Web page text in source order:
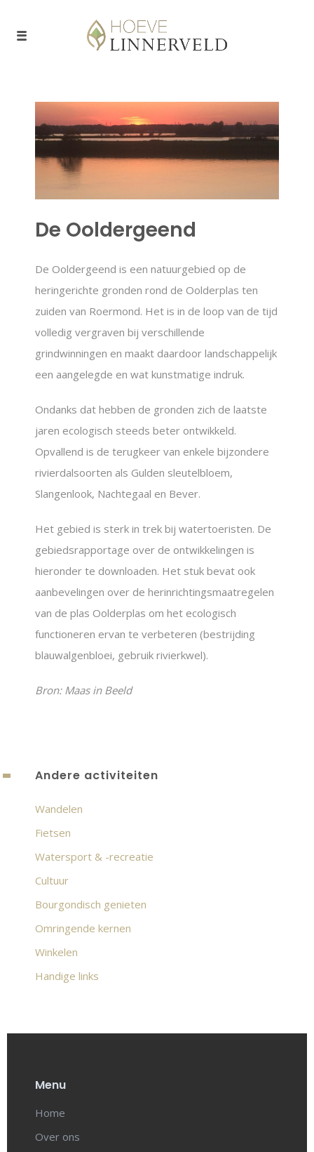
De Ooldergeend
De Ooldergeend is een natuurgebied op de
heringerichte gronden rond de Oolderplas ten
zuiden van Roermond. Het is in de loop van de tijd
volledig vergraven bij verschillende
grindwinningen en maakt daardoor landschappelijk
een aangelegde en wat kunstmatige indruk.
Ondanks dat hebben de gronden zich de laatste
jaren ecologisch steeds beter ontwikkeld.
Opvallend is de terugkeer van enkele bijzondere
rivierdalsoorten als Gulden sleutelbloem,
Slangenlook, Nachtegaal en Bever.
Het gebied is sterk in trek bij watertoeristen. De
gebiedsrapportage over de ontwikkelingen is
hieronder te downloaden. Het stuk bevat ook
aanbevelingen over de herinrichtingsmaatregelen
van de plas Oolderplas om het ecologisch
functioneren ervan te verbeteren (bestrijding
blauwalgenbloei, gebruik rivierkwel).
Bron: Maas in Beeld
Andere activiteiten
Wandelen
Fietsen
Watersport & -recreatie
Cultuur
Bourgondisch genieten
Omringende kernen
Winkelen
Handige links
Menu
Home
Over ons